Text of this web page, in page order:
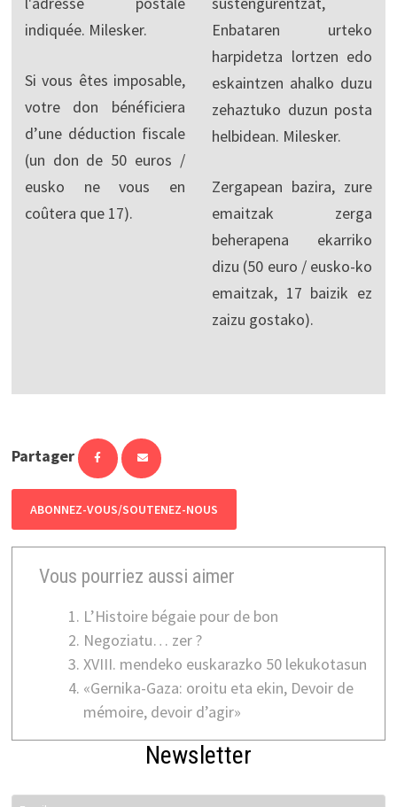
indiquée. Milesker.
Si vous êtes imposable,
votre don bénéficiera
d’une déduction fiscale
(un don de 50 euros /
eusko ne vous en
coûtera que 17).
Enbataren urteko
harpidetza lortzen edo
eskaintzen ahalko duzu
zehaztuko duzun posta
helbidean. Milesker.
Zergapean bazira, zure
emaitzak zerga
beherapena ekarriko
dizu (50 euro / eusko-ko
emaitzak, 17 baizik ez
zaizu gostako).
Partager
ABONNEZ-VOUS/SOUTENEZ-NOUS
Vous pourriez aussi aimer
L’Histoire bégaie pour de bon
Negoziatu… zer ?
XVIII. mendeko euskarazko 50 lekukotasun
«Gernika-Gaza: oroitu eta ekin, Devoir de
mémoire, devoir d’agir»
Newsletter